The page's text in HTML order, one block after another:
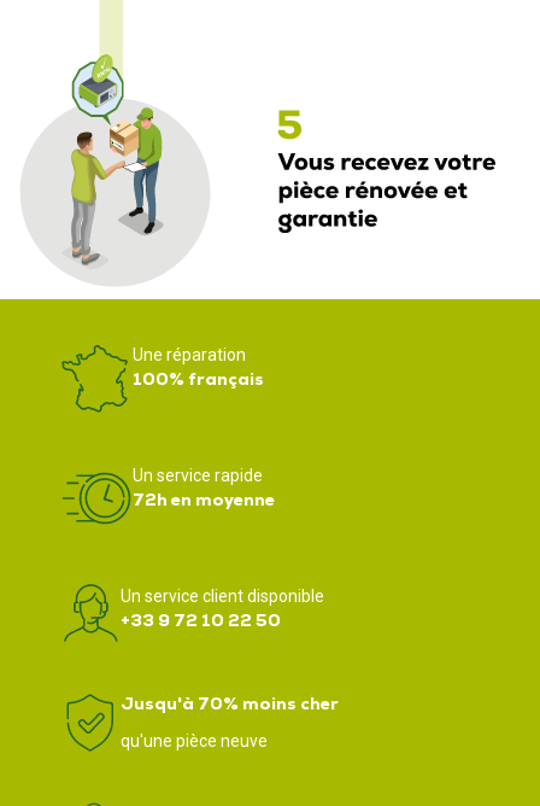
Une réparation
100% français
Un service rapide
72h en moyenne
Un service client disponible
+33 9 72 10 22 50
Jusqu'à 70% moins cher
qu'une pièce neuve